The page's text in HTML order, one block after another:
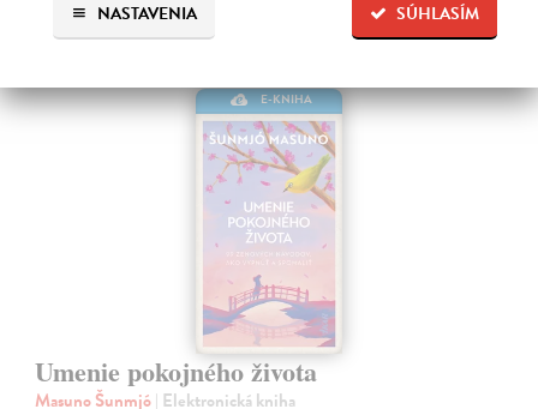
SÚHLASÍM
NASTAVENIA
E-KNIHA
Umenie pokojného života
Masuno Šunmjó| Elektronická kniha